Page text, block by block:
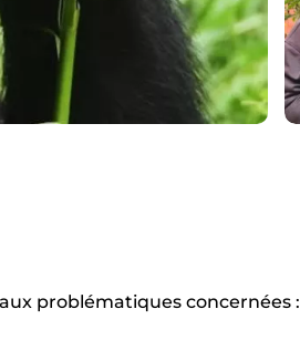
problématiques concernées :